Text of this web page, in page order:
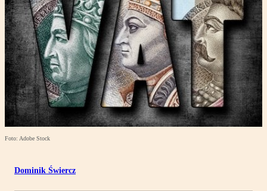
Foto: Adobe Stock
Dominik Świercz